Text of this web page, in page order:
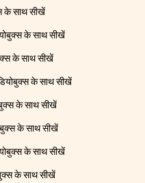
के साथ सीखें
के साथ सीखें
के साथ सीखें
के साथ सीखें
के साथ सीखें
के साथ सीखें
के साथ सीखें
के साथ सीखें